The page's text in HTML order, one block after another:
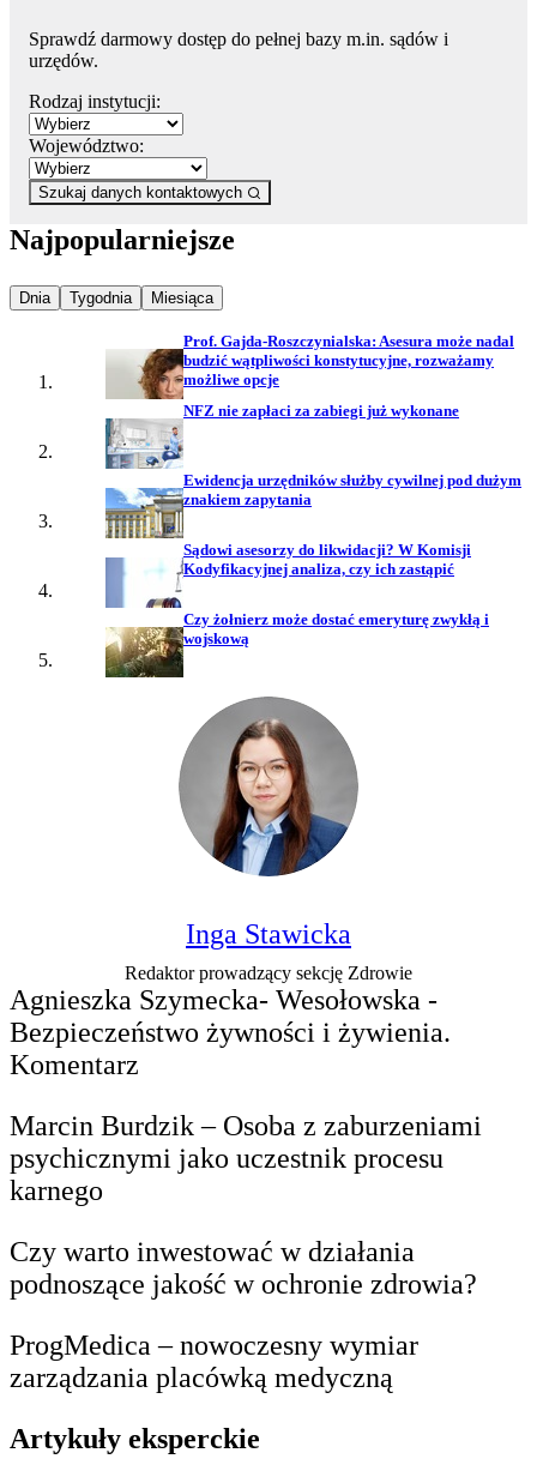
Sprawdź darmowy dostęp do pełnej bazy m.in. sądów i
urzędów.
Rodzaj instytucji:
Województwo:
Szukaj danych kontaktowych
Najpopularniejsze
Najpopularniejsze wiadomości z
Dnia Najpopularniejsze wiadomości z
Tygodnia Najpopularniejsze wiadomości z
Miesiąca
Prof. Gajda-Roszczynialska: Asesura może nadal
budzić wątpliwości konstytucyjne, rozważamy
możliwe opcje
NFZ nie zapłaci za zabiegi już wykonane
Ewidencja urzędników służby cywilnej pod dużym
znakiem zapytania
Sądowi asesorzy do likwidacji? W Komisji
Kodyfikacyjnej analiza, czy ich zastąpić
Czy żołnierz może dostać emeryturę zwykłą i
wojskową
Inga Stawicka
Redaktor prowadzący sekcję Zdrowie
Agnieszka Szymecka- Wesołowska -
Bezpieczeństwo żywności i żywienia.
Komentarz
Marcin Burdzik – Osoba z zaburzeniami
psychicznymi jako uczestnik procesu
karnego
Czy warto inwestować w działania
podnoszące jakość w ochronie zdrowia?
ProgMedica – nowoczesny wymiar
zarządzania placówką medyczną
Artykuły eksperckie